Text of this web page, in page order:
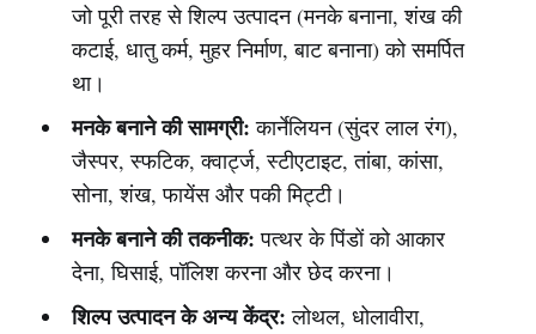
जो पूरी तरह से शिल्प उत्पादन (मनके बनाना, शंख की
कटाई, धातु कर्म, मुहर निर्माण, बाट बनाना) को समर्पित
था।
मनके बनाने की सामग्री: कार्नेलियन (सुंदर लाल रंग),
जैस्पर, स्फटिक, क्वार्ट्ज, स्टीएटाइट, तांबा, कांसा,
सोना, शंख, फायेंस और पकी मिट्टी।
मनके बनाने की तकनीक: पत्थर के पिंडों को आकार
देना, घिसाई, पॉलिश करना और छेद करना।
शिल्प उत्पादन के अन्य केंद्र: लोथल, धोलावीरा,